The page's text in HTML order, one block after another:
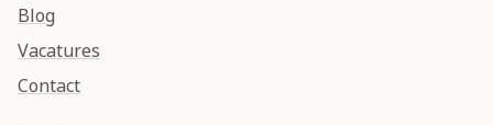
Blog
Vacatures
Contact